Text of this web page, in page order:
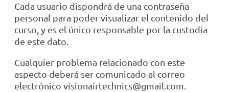
Cada usuario dispondrá de una contraseña
personal para poder visualizar el contenido del
curso, y es el único responsable por la custodia
de este dato.
Cualquier problema relacionado con este
aspecto deberá ser comunicado al correo
electrónico visionairtechnics@gmail.com.